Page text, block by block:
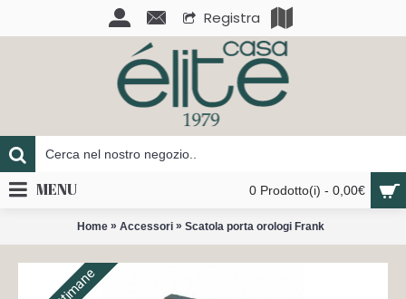
Registra
0 Prodotto(i) - 0,00€
MENU
Home » Accessori » Scatola porta orologi Frank